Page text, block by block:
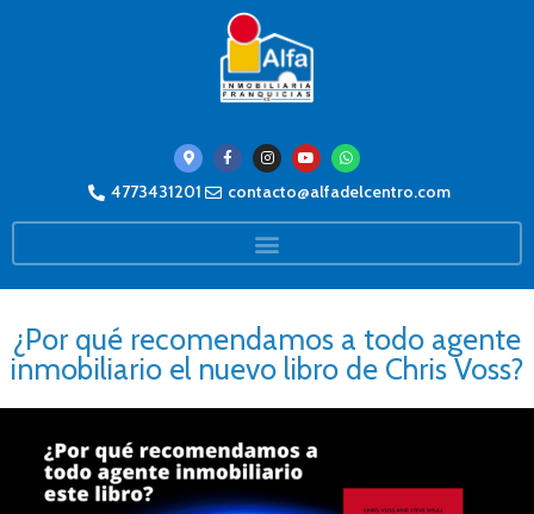
4773431201 contacto@alfadelcentro.com
¿Por qué recomendamos a todo agente
inmobiliario el nuevo libro de Chris Voss?